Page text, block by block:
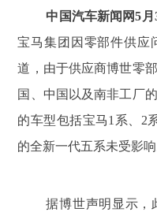
中国汽车新闻网5月
宝马集团因零部件供应
道，由于供应商博世零
国、中国以及南非工厂
的车型包括宝马1系、2
的全新一代五系未受影响
据博世声明显示，